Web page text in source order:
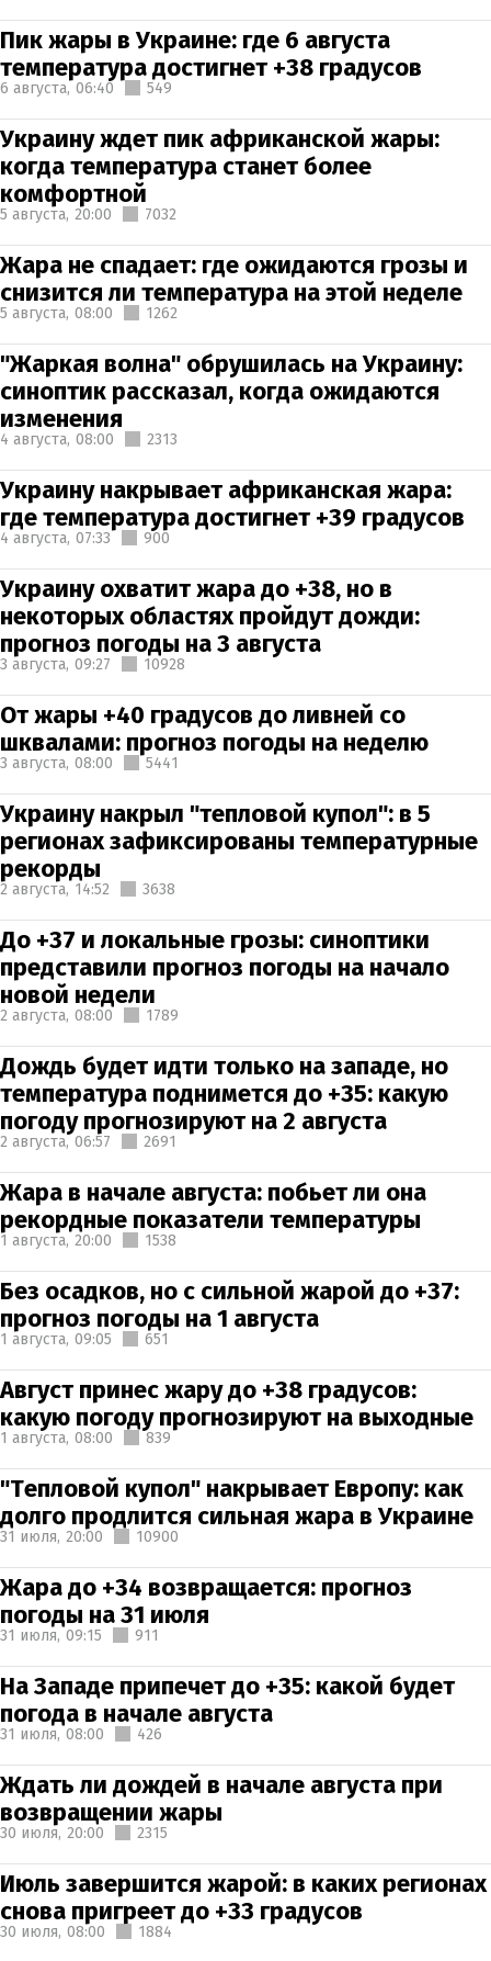
Пик жары в Украине: где 6 августа
температура достигнет +38 градусов
6 августа, 06:40 549
Украину ждет пик африканской жары:
когда температура станет более
комфортной
5 августа, 20:00 7032
Жара не спадает: где ожидаются грозы и
снизится ли температура на этой неделе
5 августа, 08:00 1262
"Жаркая волна" обрушилась на Украину:
синоптик рассказал, когда ожидаются
изменения
4 августа, 08:00 2313
Украину накрывает африканская жара:
где температура достигнет +39 градусов
4 августа, 07:33 900
Украину охватит жара до +38, но в
некоторых областях пройдут дожди:
прогноз погоды на 3 августа
3 августа, 09:27 10928
От жары +40 градусов до ливней со
шквалами: прогноз погоды на неделю
3 августа, 08:00 5441
Украину накрыл "тепловой купол": в 5
регионах зафиксированы температурные
рекорды
2 августа, 14:52 3638
До +37 и локальные грозы: синоптики
представили прогноз погоды на начало
новой недели
2 августа, 08:00 1789
Дождь будет идти только на западе, но
температура поднимется до +35: какую
погоду прогнозируют на 2 августа
2 августа, 06:57 2691
Жара в начале августа: побьет ли она
рекордные показатели температуры
1 августа, 20:00 1538
Без осадков, но с сильной жарой до +37:
прогноз погоды на 1 августа
1 августа, 09:05 651
Август принес жару до +38 градусов:
какую погоду прогнозируют на выходные
1 августа, 08:00 839
"Тепловой купол" накрывает Европу: как
долго продлится сильная жара в Украине
31 июля, 20:00 10900
Жара до +34 возвращается: прогноз
погоды на 31 июля
31 июля, 09:15 911
На Западе припечет до +35: какой будет
погода в начале августа
31 июля, 08:00 426
Ждать ли дождей в начале августа при
возвращении жары
30 июля, 20:00 2315
Июль завершится жарой: в каких регионах
снова пригреет до +33 градусов
30 июля, 08:00 1884